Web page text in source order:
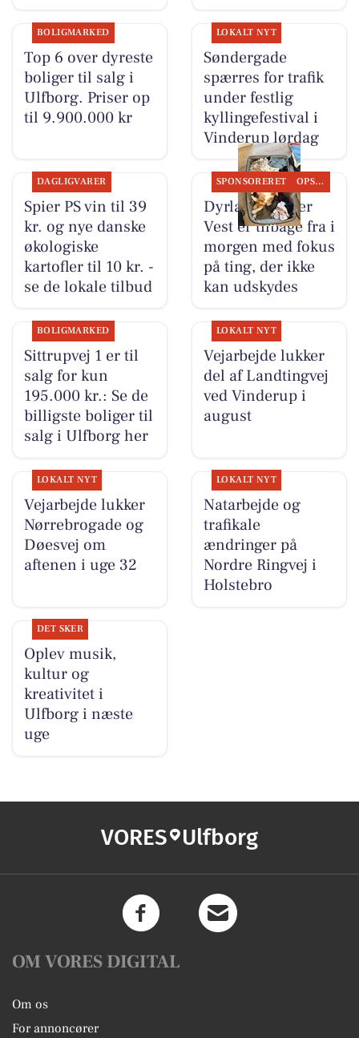
BOLIGMARKED
Top 6 over dyreste
boliger til salg i
Ulfborg. Priser op
til 9.900.000 kr
LOKALT NYT
Søndergade
spærres for trafik
under festlig
kyllingefestival i
Vinderup lørdag
DAGLIGVARER
Spier PS vin til 39
kr. og nye danske
økologiske
kartofler til 10 kr. -
se de lokale tilbud
SPONSORERET OPSLAGSTAVLEN
Dyrlæge Center
Vest er tilbage fra i
morgen med fokus
på ting, der ikke
kan udskydes
BOLIGMARKED
Sittrupvej 1 er til
salg for kun
195.000 kr.: Se de
billigste boliger til
salg i Ulfborg her
LOKALT NYT
Vejarbejde lukker
del af Landtingvej
ved Vinderup i
august
LOKALT NYT
Vejarbejde lukker
Nørrebrogade og
Døesvej om
aftenen i uge 32
LOKALT NYT
Natarbejde og
trafikale
ændringer på
Nordre Ringvej i
Holstebro
DET SKER
Oplev musik,
kultur og
kreativitet i
Ulfborg i næste
uge
VORES Ulfborg
OM VORES DIGITAL
Om os
For annoncører